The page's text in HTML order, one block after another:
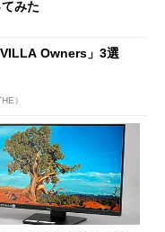
みた
Owners」3選
）